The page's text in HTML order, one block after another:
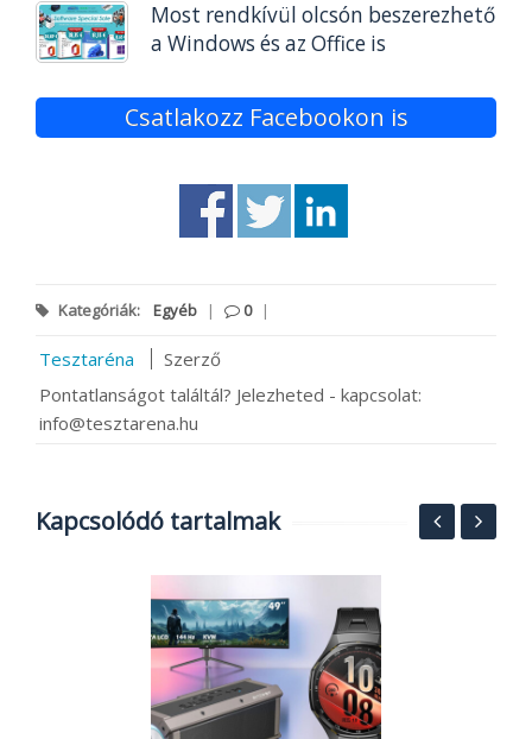
Most rendkívül olcsón beszerezhető
a Windows és az Office is
Csatlakozz Facebookon is
Kategóriák: Egyéb | 0 |
Tesztaréna
Szerző
Pontatlanságot találtál? Jelezheted - kapcsolat:
info@tesztarena.hu
Kapcsolódó tartalmak